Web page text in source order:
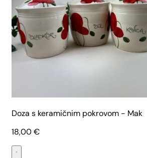
Doza s keramičnim pokrovom - Mak
18,00€